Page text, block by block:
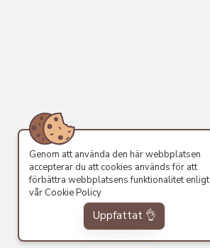
Genom att använda den här webbplatsen
accepterar du att cookies används för att
förbättra webbplatsens funktionalitet enligt
vår Cookie Policy
Uppfattat 👌